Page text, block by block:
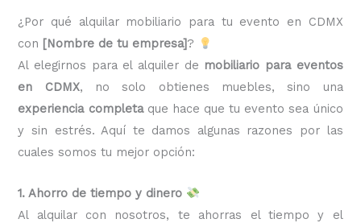
¿Por qué alquilar mobiliario para tu evento en CDMX
con [Nombre de tu empresa]?
Al elegirnos para el alquiler de mobiliario para eventos
en CDMX, no solo obtienes muebles, sino una
experiencia completaque hace que tu evento sea único
y sin estrés. Aquí te damos algunas razones por las
cuales somos tu mejor opción:
1. Ahorro de tiempo y dinero
Al alquilar con nosotros, te ahorras el tiempo y el